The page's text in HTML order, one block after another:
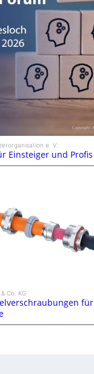
e. V.
Einsteiger und Profis
Co. KG
für